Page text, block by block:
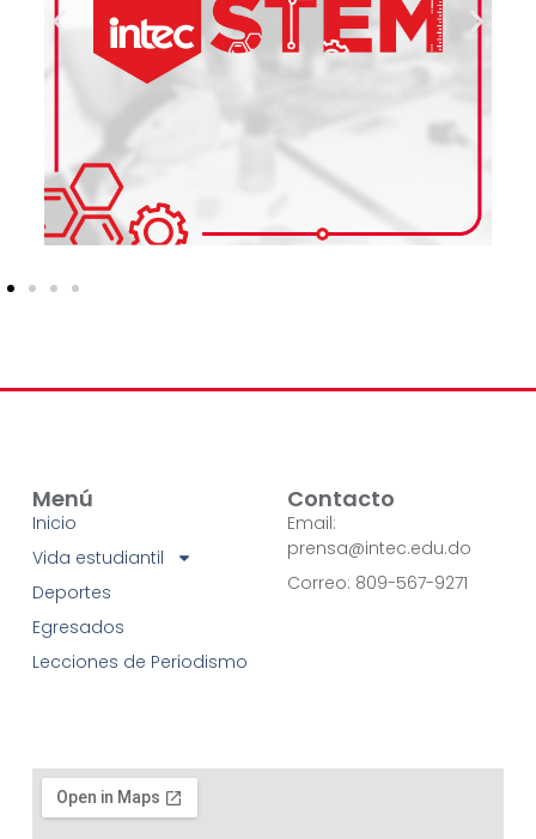
Menú
Inicio
Vida estudiantil
Deportes
Egresados
Lecciones de Periodismo
Contacto
Email:
prensa@intec.edu.do
Correo: 809-567-9271